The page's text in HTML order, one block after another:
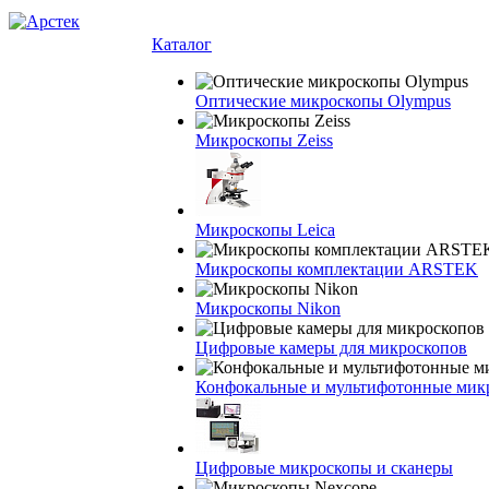
Каталог
Оптические микроскопы Olympus
Микроскопы Zeiss
Микроскопы Leica
Микроскопы комплектации ARSTEK
Микроскопы Nikon
Цифровые камеры для микроскопов
Конфокальные и мультифотонные
Цифровые микроскопы и сканеры